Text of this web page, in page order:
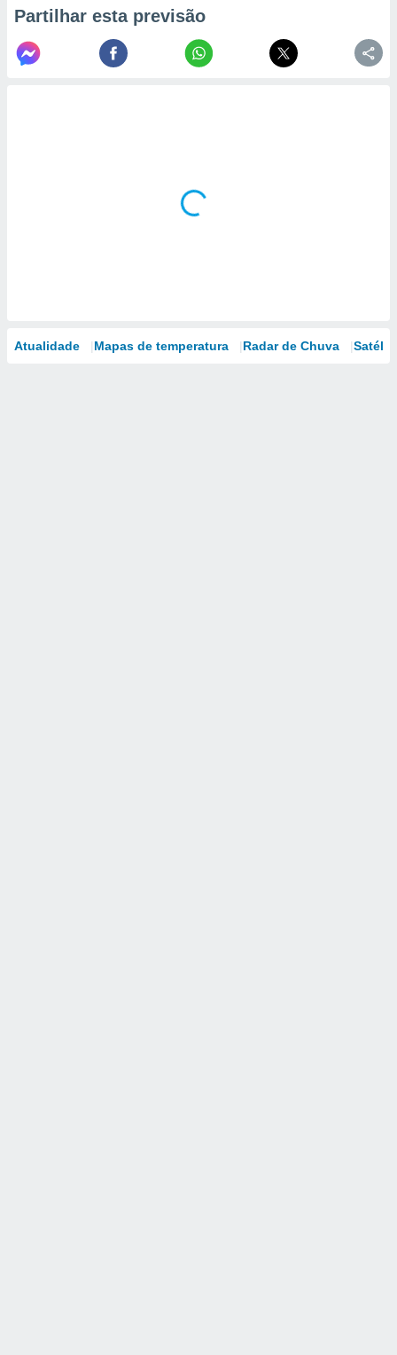
Partilhar esta previsão
Atualidade Mapas de temperatura Radar de Chuva